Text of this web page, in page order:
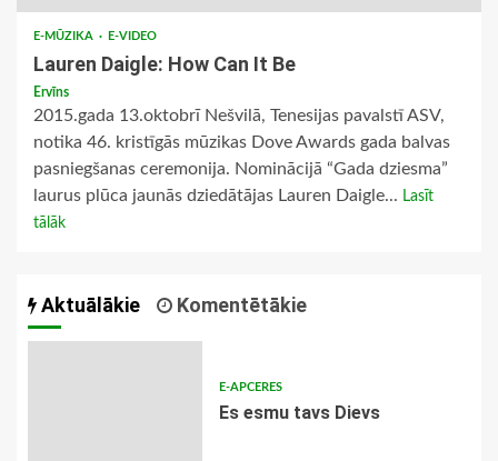
E-MŪZIKA E-VIDEO
Lauren Daigle: How Can It Be
Ervīns
2015.gada 13.oktobrī Nešvilā, Tenesijas pavalstī ASV,
notika 46. kristīgās mūzikas Dove Awards gada balvas
pasniegšanas ceremonija. Nominācijā “Gada dziesma”
laurus plūca jaunās dziedātājas Lauren Daigle... Lasīt
tālāk
Aktuālākie Komentētākie
E-APCERES
Es esmu tavs Dievs